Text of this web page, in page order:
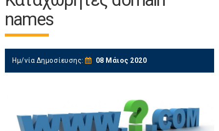
names
Ημ/νία Δημοσίευσης: 08 Μάιος 2020